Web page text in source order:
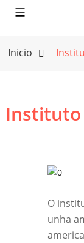
Inicio
Instituto
O
unha